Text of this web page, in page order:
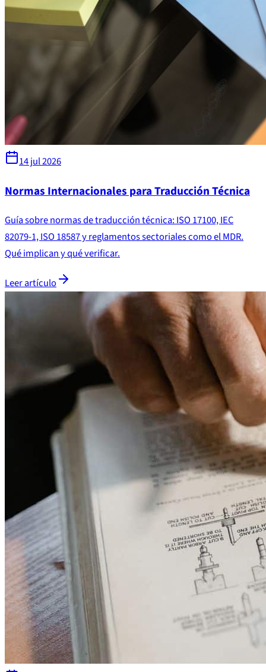
14 jul 2026
Normas Internacionales para Traducción Técnica
Guía sobre normas de traducción técnica: ISO 17100, IEC
82079-1, ISO 18587 y reglamentos sectoriales como el MDR.
Qué implican y qué verificar.
Leer artículo